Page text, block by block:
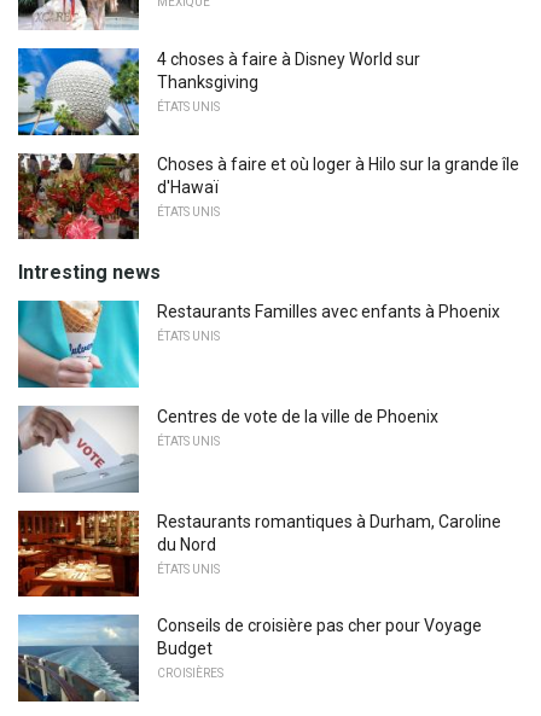
4 choses à faire à Disney World sur
Thanksgiving
ÉTATS UNIS
Choses à faire et où loger à Hilo sur la grande île
d'Hawaï
ÉTATS UNIS
Intresting news
Restaurants Familles avec enfants à Phoenix
ÉTATS UNIS
Centres de vote de la ville de Phoenix
ÉTATS UNIS
Restaurants romantiques à Durham, Caroline
du Nord
ÉTATS UNIS
Conseils de croisière pas cher pour Voyage
Budget
CROISIÈRES